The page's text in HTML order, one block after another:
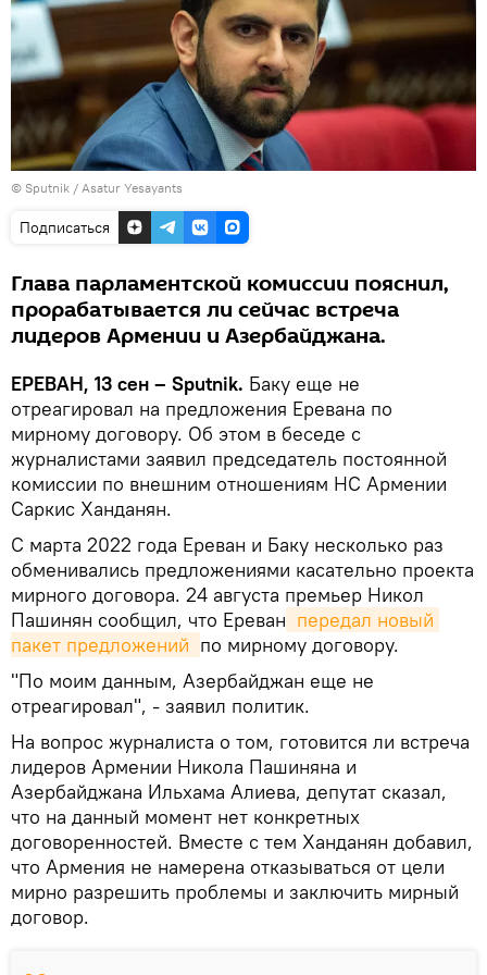
© Sputnik / Asatur Yesayants
Подписаться
Глава парламентской комиссии пояснил,
прорабатывается ли сейчас встреча
лидеров Армении и Азербайджана.
ЕРЕВАН, 13 сен – Sputnik. Баку еще не
отреагировал на предложения Еревана по
мирному договору. Об этом в беседе с
журналистами заявил председатель постоянной
комиссии по внешним отношениям НС Армении
Саркис Ханданян.
С марта 2022 года Ереван и Баку несколько раз
обменивались предложениями касательно проекта
мирного договора. 24 августа премьер Никол
Пашинян сообщил, что Ереван передал новый
пакет предложений по мирному договору.
"По моим данным, Азербайджан еще не
отреагировал", - заявил политик.
На вопрос журналиста о том, готовится ли встреча
лидеров Армении Никола Пашиняна и
Азербайджана Ильхама Алиева, депутат сказал,
что на данный момент нет конкретных
договоренностей. Вместе с тем Ханданян добавил,
что Армения не намерена отказываться от цели
мирно разрешить проблемы и заключить мирный
договор.